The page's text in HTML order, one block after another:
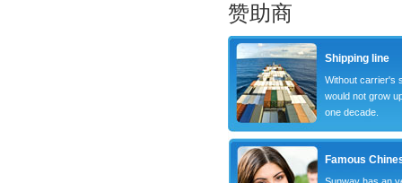
赞助商
Shipping line
Without carrier's
would not grow
one decade.
Famous